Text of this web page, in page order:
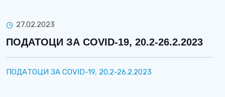
27.02.2023
ПОДАТОЦИ ЗА COVID-19, 20.2-26.2.2023
ПОДАТОЦИ ЗА COVID-19, 20.2-26.2.2023